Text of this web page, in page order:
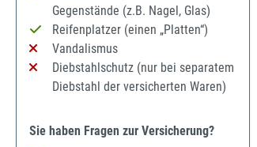
Gegenstände (z.B. Nagel, Glas)
Reifenplatzer (einen „Platten“)
Vandalismus
Diebstahlschutz (nur bei separatem
Diebstahl der versicherten Waren)
Sie haben Fragen zur Versicherung?